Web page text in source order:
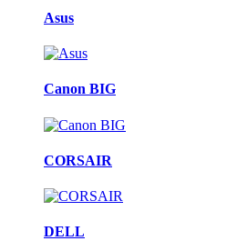
Asus
Canon BIG
CORSAIR
DELL